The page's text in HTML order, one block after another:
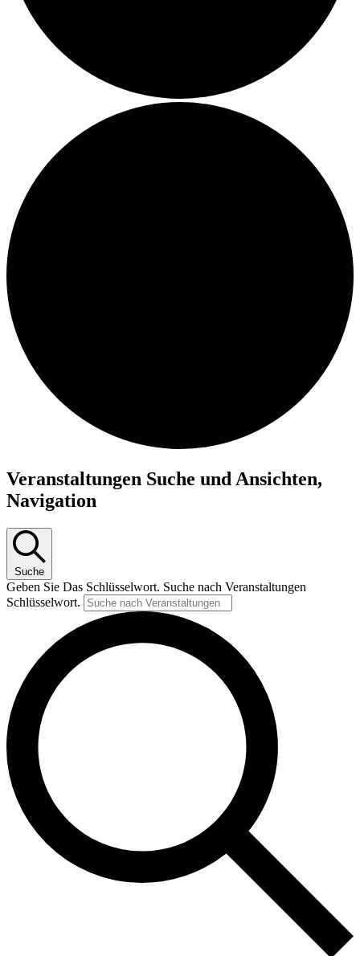
Veranstaltungen Suche und Ansichten,
Navigation
Suche
Geben Sie Das Schlüsselwort. Suche nach Veranstaltungen
Schlüsselwort.